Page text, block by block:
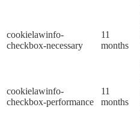
cookielawinfo-
checkbox-necessary
11
months
cookielawinfo-
checkbox-performance
11
months